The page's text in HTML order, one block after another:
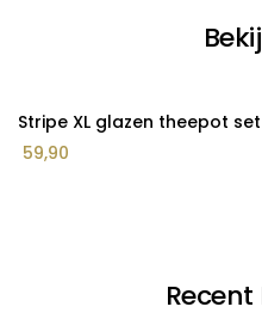
Stripe XL glazen theepot set
59,90